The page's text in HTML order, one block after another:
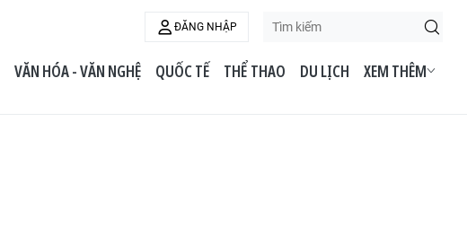
ĐĂNG NHẬP
VĂN HÓA - VĂN NGHỆ QUỐC TẾ THỂ THAO DU LỊCH XEM THÊM